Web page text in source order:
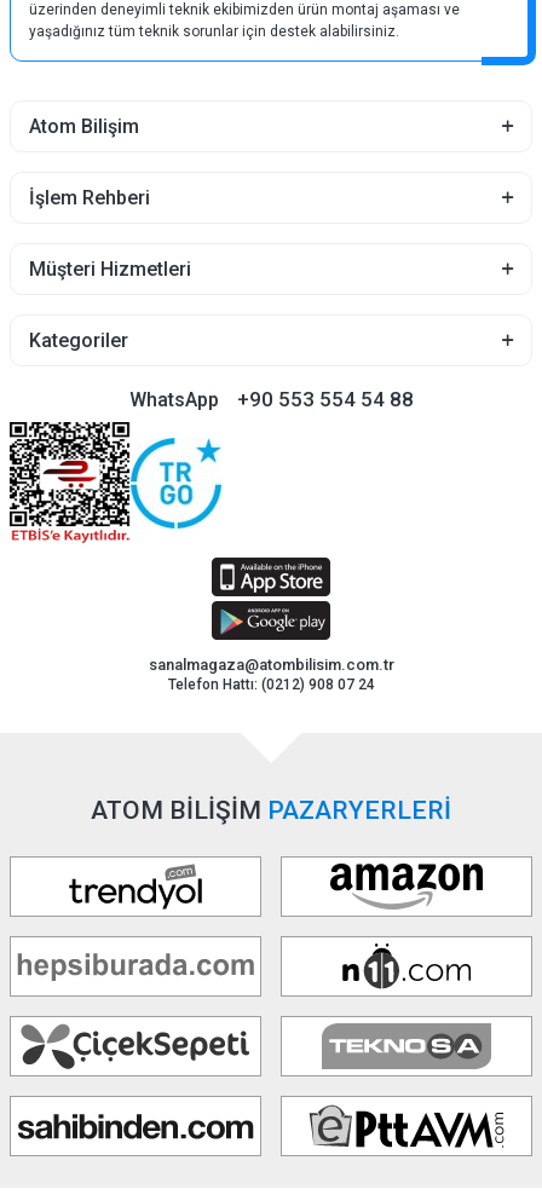
üzerinden deneyimli teknik ekibimizden ürün montaj aşaması ve
yaşadığınız tüm teknik sorunlar için destek alabilirsiniz.
Atom Bilişim
İşlem Rehberi
Müşteri Hizmetleri
Kategoriler
WhatsApp +90 553 554 54 88
sanalmagaza@atombilisim.com.tr
Telefon Hattı: (0212) 908 07 24
ATOM BİLİŞİM PAZARYERLERİ